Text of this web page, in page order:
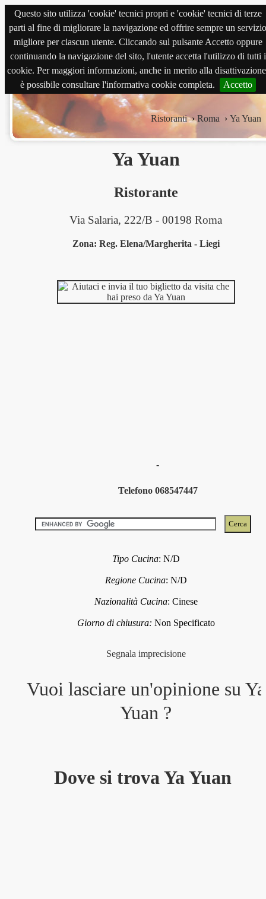
Questo sito utilizza 'cookie' tecnici propri e 'cookie' tecnici di terze
parti al fine di migliorare la navigazione ed offrire sempre un servizio
migliore per ciascun utente. Cliccando sul pulsante Accetto oppure
continuando la navigazione del sito, l'utente accetta l'utilizzo di tutti i
cookie. Per maggiori informazioni, anche in merito alla
è possibile consultare l'informativa cookie completa.
Accetto
magnabene.com
Ristoranti ›Roma › Ya Yuan
Ya Yuan
Ristorante
Via Salaria, 222/B - 00198 Roma
Zona: Reg. Elena/Margherita - Liegi
-
Telefono 068547447
Tipo Cucina: N/D
Regione Cucina: N/D
Nazionalità Cucina: Cinese
Giorno di chiusura: Non Specificato
Segnala imprecisione
Vuoi lasciare un'opinione su Ya
Yuan ?
Dove si trova Ya Yuan